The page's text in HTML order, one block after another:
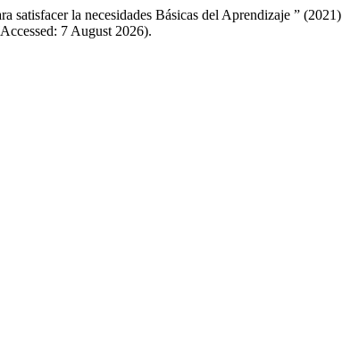
satisfacer la necesidades Básicas del Aprendizaje ” (2021)
7 August 2026).